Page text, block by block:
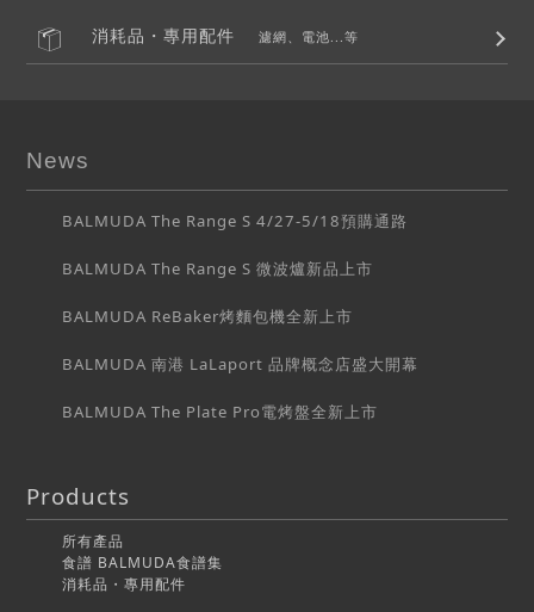
消耗品・專用配件 濾網、電池...等
News
BALMUDA The Range S 4/27-5/18預購通路
BALMUDA The Range S 微波爐新品上市
BALMUDA ReBaker烤麵包機全新上市
BALMUDA 南港 LaLaport 品牌概念店盛大開幕
BALMUDA The Plate Pro電烤盤全新上市
Products
所有產品
食譜 BALMUDA食譜集
消耗品・專用配件